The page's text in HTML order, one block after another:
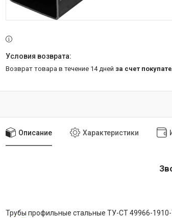
возврат товара в течение 14 дней за счет
Описание Характеристики
Трубы профильные стальные ТУ-СТ 49966-